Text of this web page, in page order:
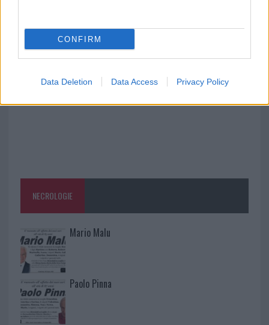
CONFIRM
Data Deletion Data Access Privacy Policy
Raid nelle campagne di Berchidda, rischio per
la rete elettrica
NECROLOGIE
Mario Malu
Paolo Pinna